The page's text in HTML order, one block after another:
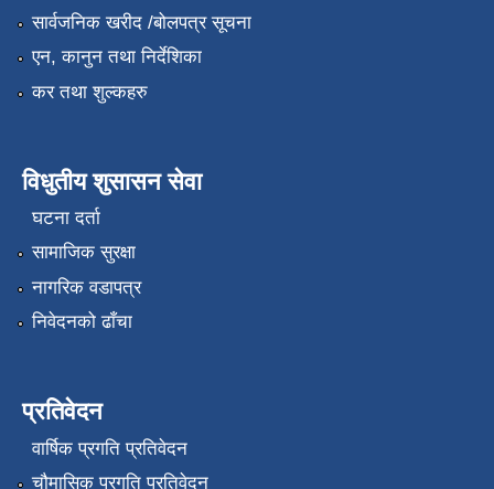
सार्वजनिक खरीद /बोलपत्र सूचना
एन, कानुन तथा निर्देशिका
कर तथा शुल्कहरु
विधुतीय शुसासन सेवा
घटना दर्ता
सामाजिक सुरक्षा
नागरिक वडापत्र
निवेदनको ढाँचा
प्रतिवेदन
वार्षिक प्रगति प्रतिवेदन
चौमासिक प्रगति प्रतिवेदन